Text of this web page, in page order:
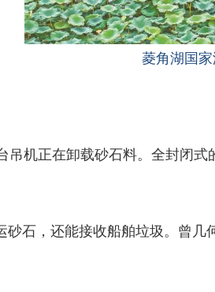
菱角湖国家
吊机正在卸载砂石料。全封闭
砂石，还能接收船舶垃圾。曾